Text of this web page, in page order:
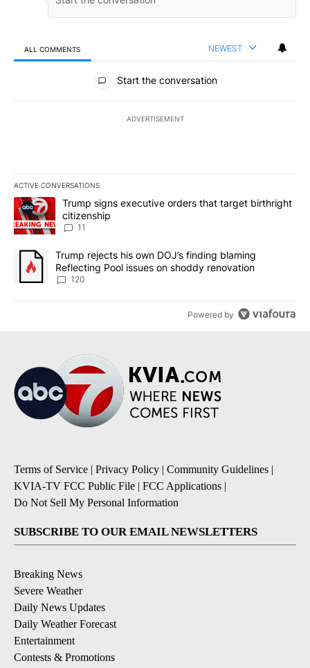
ALL COMMENTS NEWEST
All Comments
Start the conversation
ADVERTISEMENT
ACTIVE CONVERSATIONS
The following is a list of the most commented articles in the last
A trending article titled "Trump signs executive orders that
Trump signs executive orders that target birthright
citizenship
11
A trending article titled "Trump rejects his own DOJ’s finding
Trump rejects his own DOJ’s finding blaming
Reflecting Pool issues on shoddy renovation
120
Powered by
Terms of Service | Privacy Policy | Community Guidelines |
KVIA-TV FCC Public File | FCC Applications |
Do Not Sell My Personal Information
SUBSCRIBE TO OUR EMAIL NEWSLETTERS
Breaking News
Severe Weather
Daily News Updates
Daily Weather Forecast
Entertainment
Contests & Promotions